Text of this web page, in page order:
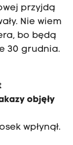
przyjdą
Nie wiem
bo będą
30 grudnia.
objęły
wpłynął.